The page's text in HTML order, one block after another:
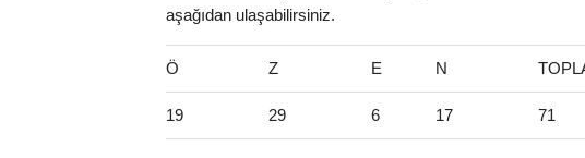
aşağıdan ulaşabilirsiniz.
Ö Z E N
19 29 6 17 71